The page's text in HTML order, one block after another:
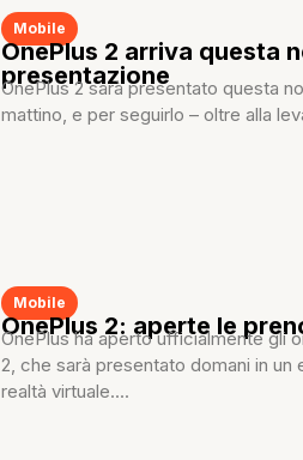
Mobile
OnePlus 2 arriva questa
presentazione
OnePlus 2 sarà presentato questa
mattino, e per seguirlo – oltre alla
Mobile
OnePlus 2: aperte le
OnePlus ha aperto ufficialmente gli
2, che sarà presentato domani in
realtà virtuale....